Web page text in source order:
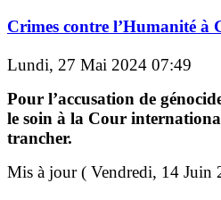
Crimes contre l’Humanité
Lundi, 27 Mai 2024 07:49
Pour l’accusation de
le soin à la Cour
trancher.
Mis à jour ( Vendredi, 14 Juin